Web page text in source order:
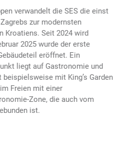
verwandelt die SES die einst
zur modernsten
Kroatiens. Seit 2024 wird
2025 wurde der erste
eröffnet. Ein
liegt auf Gastronomie und
mit King’s Garden
Freien mit einer
Zone, die auch vom
ist.